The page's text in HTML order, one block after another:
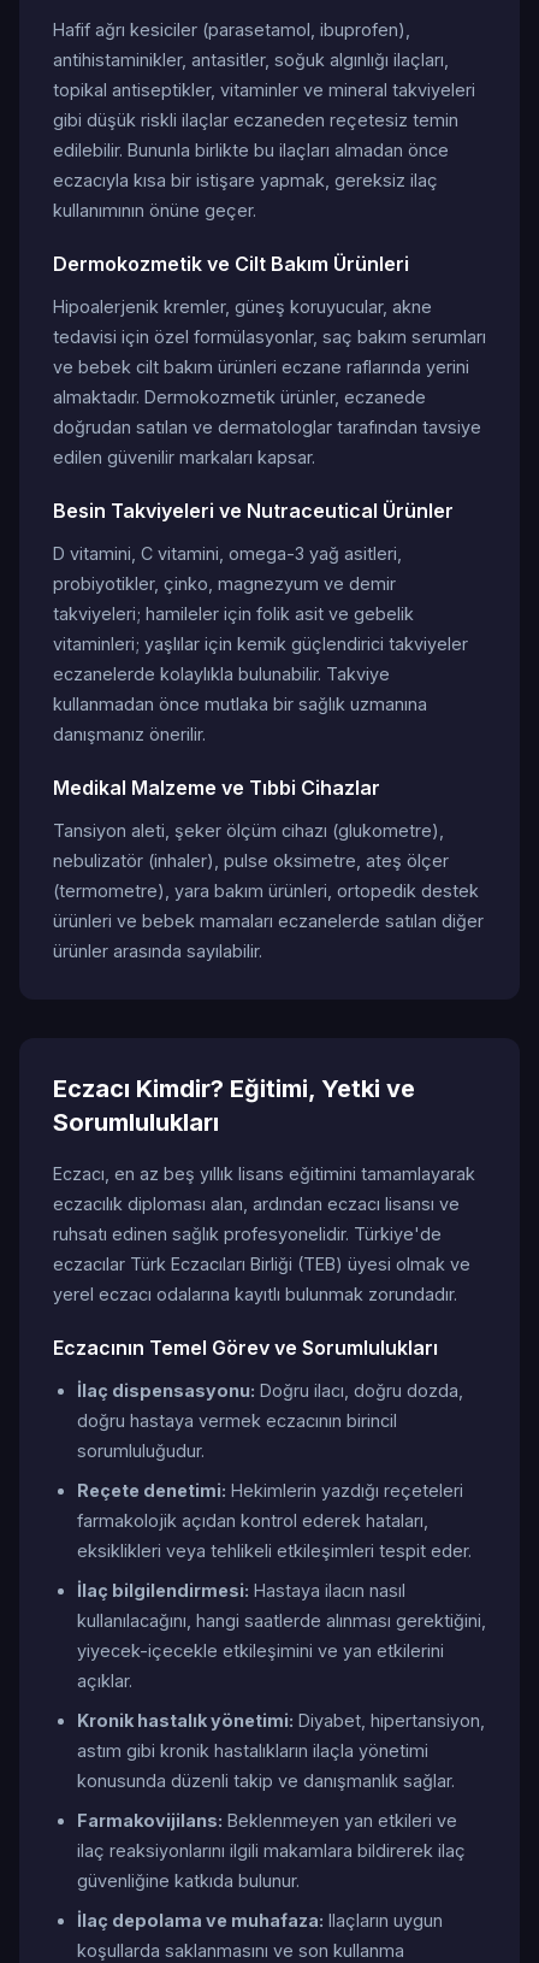
Hafif ağrı kesiciler (parasetamol, ibuprofen),
antihistaminikler, antasitler, soğuk algınlığı ilaçları,
topikal antiseptikler, vitaminler ve mineral takviyeleri
gibi düşük riskli ilaçlar eczaneden reçetesiz temin
edilebilir. Bununla birlikte bu ilaçları almadan önce
eczacıyla kısa bir istişare yapmak, gereksiz ilaç
kullanımının önüne geçer.
Dermokozmetik ve Cilt Bakım Ürünleri
Hipoalerjenik kremler, güneş koruyucular, akne
tedavisi için özel formülasyonlar, saç bakım serumları
ve bebek cilt bakım ürünleri eczane raflarında yerini
almaktadır. Dermokozmetik ürünler, eczanede
doğrudan satılan ve dermatologlar tarafından tavsiye
edilen güvenilir markaları kapsar.
Besin Takviyeleri ve Nutraceutical Ürünler
D vitamini, C vitamini, omega-3 yağ asitleri,
probiyotikler, çinko, magnezyum ve demir
takviyeleri; hamileler için folik asit ve gebelik
vitaminleri; yaşlılar için kemik güçlendirici takviyeler
eczanelerde kolaylıkla bulunabilir. Takviye
kullanmadan önce mutlaka bir sağlık uzmanına
danışmanız önerilir.
Medikal Malzeme ve Tıbbi Cihazlar
Tansiyon aleti, şeker ölçüm cihazı (glukometre),
nebulizatör (inhaler), pulse oksimetre, ateş ölçer
(termometre), yara bakım ürünleri, ortopedik destek
ürünleri ve bebek mamaları eczanelerde satılan diğer
ürünler arasında sayılabilir.
Eczacı Kimdir? Eğitimi, Yetki ve
Sorumlulukları
Eczacı, en az beş yıllık lisans eğitimini tamamlayarak
eczacılık diploması alan, ardından eczacı lisansı ve
ruhsatı edinen sağlık profesyonelidir. Türkiye'de
eczacılar Türk Eczacıları Birliği (TEB) üyesi olmak ve
yerel eczacı odalarına kayıtlı bulunmak zorundadır.
Eczacının Temel Görev ve Sorumlulukları
İlaç dispensasyonu: Doğru ilacı, doğru dozda,
doğru hastaya vermek eczacının birincil
sorumluluğudur.
Reçete denetimi: Hekimlerin yazdığı reçeteleri
farmakolojik açıdan kontrol ederek hataları,
eksiklikleri veya tehlikeli etkileşimleri tespit eder.
İlaç bilgilendirmesi: Hastaya ilacın nasıl
kullanılacağını, hangi saatlerde alınması gerektiğini,
yiyecek-içecekle etkileşimini ve yan etkilerini
açıklar.
Kronik hastalık yönetimi: Diyabet, hipertansiyon,
astım gibi kronik hastalıkların ilaçla yönetimi
konusunda düzenli takip ve danışmanlık sağlar.
Farmakovijilans: Beklenmeyen yan etkileri ve
ilaç reaksiyonlarını ilgili makamlara bildirerek ilaç
güvenliğine katkıda bulunur.
İlaç depolama ve muhafaza: Ilaçların uygun
koşullarda saklanmasını ve son kullanma